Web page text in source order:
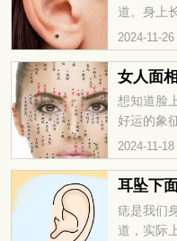
道。身上
法，意义
好不好？
法和玄机
2024-11-26
女人面
想知道脸
好运的象
痣，说不
着有好吃
等着你去
2024-11-18
耳坠下
痣是我们
道，实际